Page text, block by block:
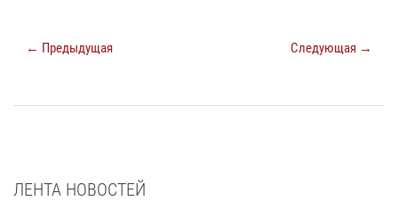
← Предыдущая Следующая →
ЛЕНТА НОВОСТЕЙ